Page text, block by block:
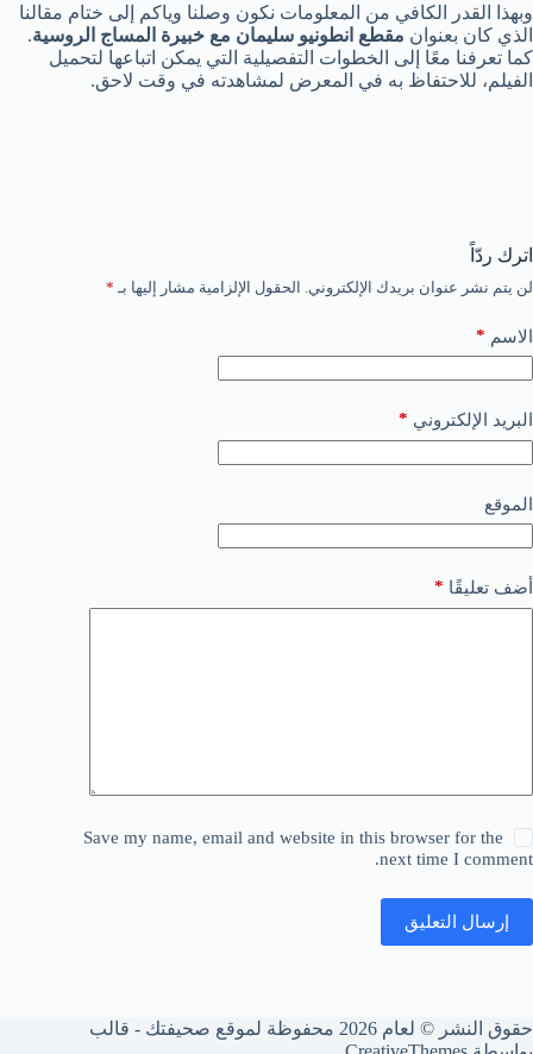
وبهذا القدر الكافي من المعلومات نكون وصلنا وياكم إلى ختام مقالنا
الذي كان بعنوان مقطع انطونيو سليمان مع خبيرة المساج الروسية.
كما تعرفنا معًا إلى الخطوات التفصيلية التي يمكن اتباعها لتحميل
الفيلم، للاحتفاظ به في المعرض لمشاهدته في وقت لاحق.
اترك ردّاً
لن يتم نشر عنوان بريدك الإلكتروني. الحقول الإلزامية مشار إليها بـ *
الاسم *
البريد الإلكتروني *
الموقع
أضف تعليقًا *
Save my name, email and website in this browser for the
next time I comment.
إرسال التعليق
حقوق النشر © لعام 2026 محفوظة لموقع صحيفتك - قالب